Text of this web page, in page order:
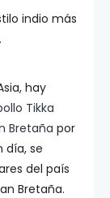
hay
Tikka
Bretaña por
día, se
del país
Bretaña.